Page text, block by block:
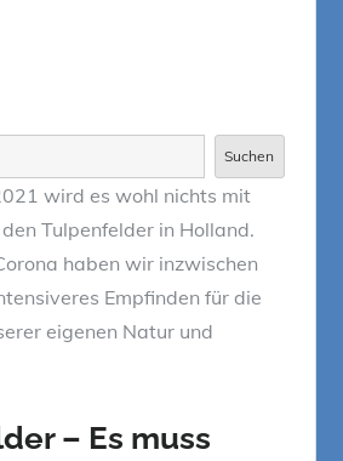
Suchen
wird es wohl nichts mit
Tulpenfelder in Holland.
haben wir inzwischen
Empfinden für die
eigenen Natur und
– Es muss